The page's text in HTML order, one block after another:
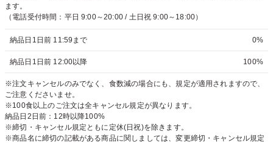
ます。
（電話受付時間：平日 9:00～20:00 / 土日祝 9:00～18:00）
納品日1日前 11:59まで 0%
納品日1日前 12:00以降 100%
※注文キャンセルのみでなく、食数減の場合にも、規定が適用されますので、
ご注意くださいませ。
※100食以上のご注文は全キャンセル規定が異なります。
納品日2日前：12時以降100%
※締切・キャンセル規定ともに定休(日祝)を除きます。
※商品名に締切の記載がある商品に関しましては、変更締切・キャンセル規定